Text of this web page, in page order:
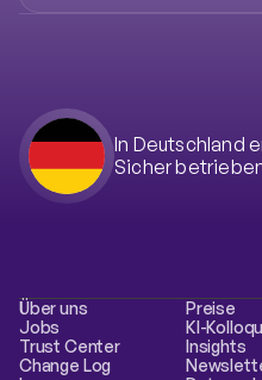
In Deutschland
Sicher
Über uns
Jobs
Trust Center
Change Log
Preise
KI-
Insights